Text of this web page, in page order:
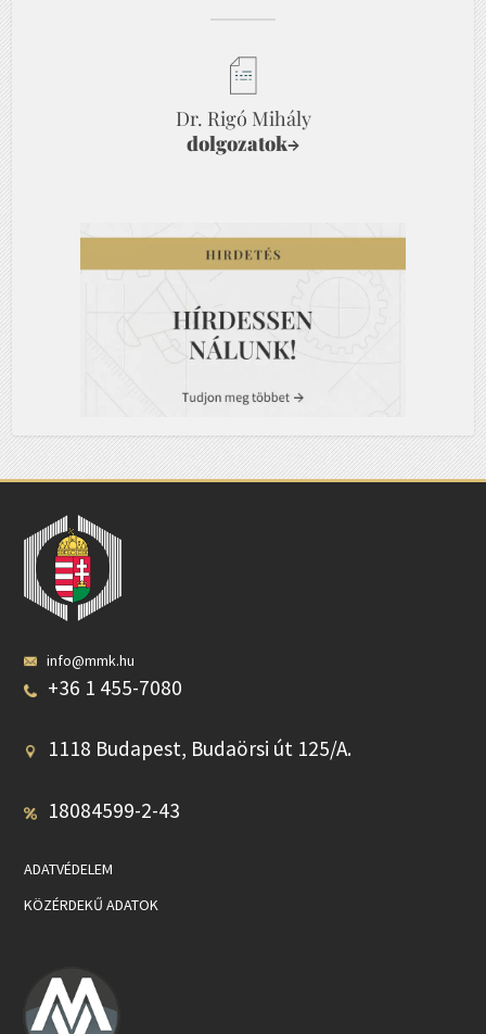
Dr. Rigó Mihály
dolgozatok→
info@mmk.hu
+36 1 455-7080
1118 Budapest, Budaörsi út 125/A.
18084599-2-43
ADATVÉDELEM
KÖZÉRDEKŰ ADATOK